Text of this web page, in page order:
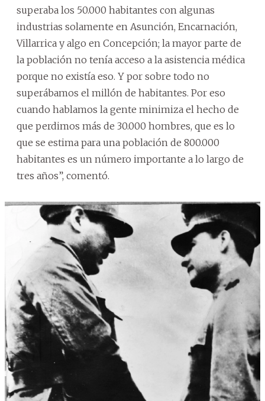
superaba los 50.000 habitantes con algunas
industrias solamente en Asunción, Encarnación,
Villarrica y algo en Concepción; la mayor parte de
la población no tenía acceso a la asistencia médica
porque no existía eso. Y por sobre todo no
superábamos el millón de habitantes. Por eso
cuando hablamos la gente minimiza el hecho de
que perdimos más de 30.000 hombres, que es lo
que se estima para una población de 800.000
habitantes es un número importante a lo largo de
tres años”, comentó.